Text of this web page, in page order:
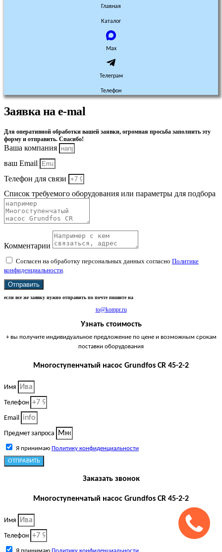
Главная
Каталог
Max
Телеграм
Телефон
Заявка на e-mal
Для оперативной обработки вашей заявки, огромная просьба заполнить эту
форму и отправить. Спасибо!
Ваша компания
ваш Email
Телефон для связи
Список требуемого оборудования или параметры для подбора
Комментарии
Согласен на обработку персональных данных согласно Политике
конфиденциальности.
Отправить
если все же заявку нужно отправить по почте пишите на
to@kompr.ru
Узнать стоимость
+ вы получите индивидуальное предложение по цене и возможным срокам
поставки оборудования
Многоступенчатый насос Grundfos CR 45-2-2
Имя
Телефон
Email
Предмет запроса
Я принимаю Политику конфиденциальности
ОТПРАВИТЬ
Заказать звонок
Многоступенчатый насос Grundfos CR 45-2-2
Имя
Телефон